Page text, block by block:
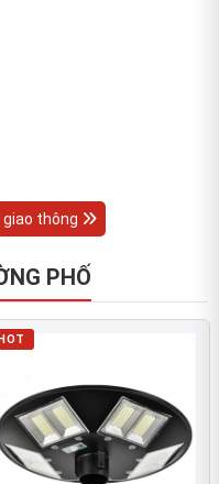
thông
PHỐ